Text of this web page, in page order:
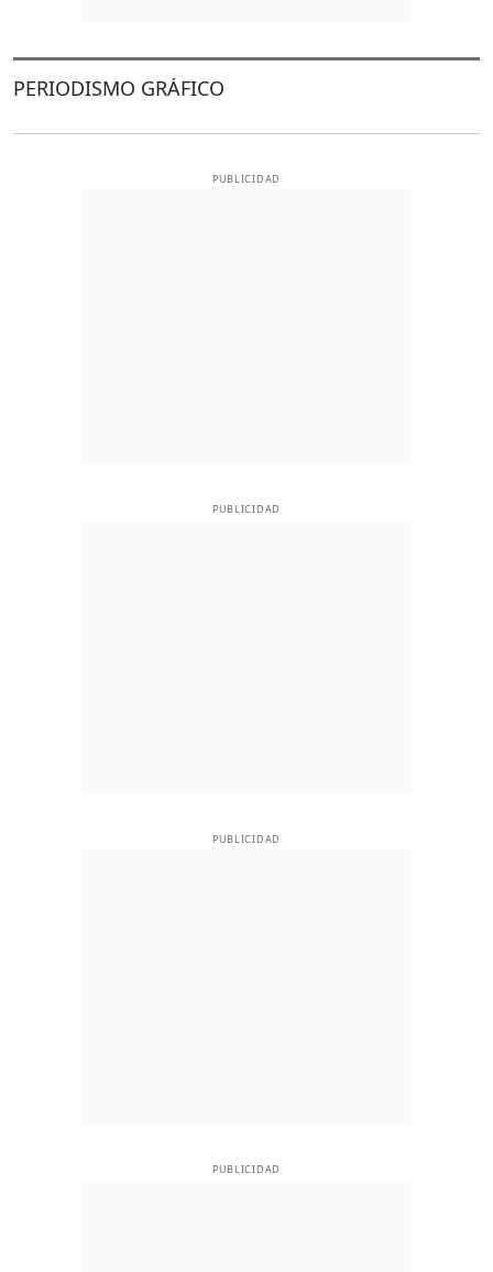
PERIODISMO GRÁFICO
PUBLICIDAD
PUBLICIDAD
PUBLICIDAD
PUBLICIDAD